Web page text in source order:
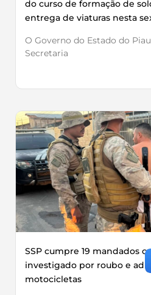
do curso de formação de
entrega de viaturas nesta
O Governo do Estado do
Secretaria
SSP cumpre 19 mandados
investigado por roubo e
motocicletas